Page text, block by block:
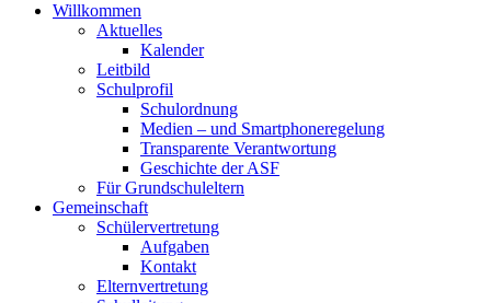
Willkommen
Aktuelles
Kalender
Leitbild
Schulprofil
Schulordnung
Medien – und Smartphoneregelung
Transparente Verantwortung
Geschichte der ASF
Für Grundschuleltern
Gemeinschaft
Schülervertretung
Aufgaben
Kontakt
Elternvertretung